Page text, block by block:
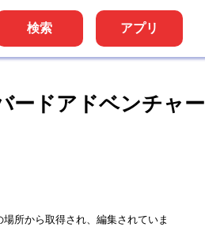
検索 アプリ
ードアドベンチャー
所から取得され、編集されていま